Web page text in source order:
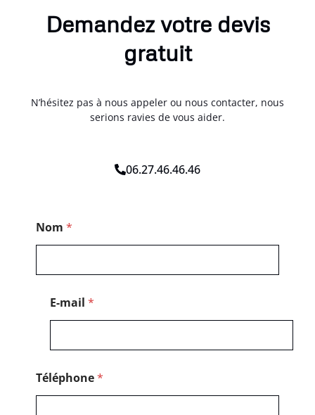
Demandez votre devis
gratuit
N’hésitez pas à nous appeler ou nous contacter, nous
serions ravies de vous aider.
06.27.46.46.46
Nom *
E-mail *
Téléphone*